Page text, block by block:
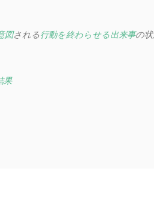
図される行動を終わらせる出来事の
果